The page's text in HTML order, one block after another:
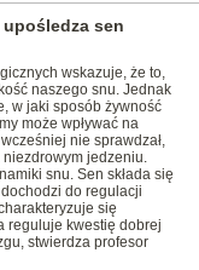
sen
wskazuje, że to,
naszego snu. Jednak
w jaki sposób żywność
może wpływać na
nie sprawdzał,
niezdrowym jedzeniu.
snu. Sen składa się
do regulacji
się
reguluje kwestię dobrej
stwierdza profesor